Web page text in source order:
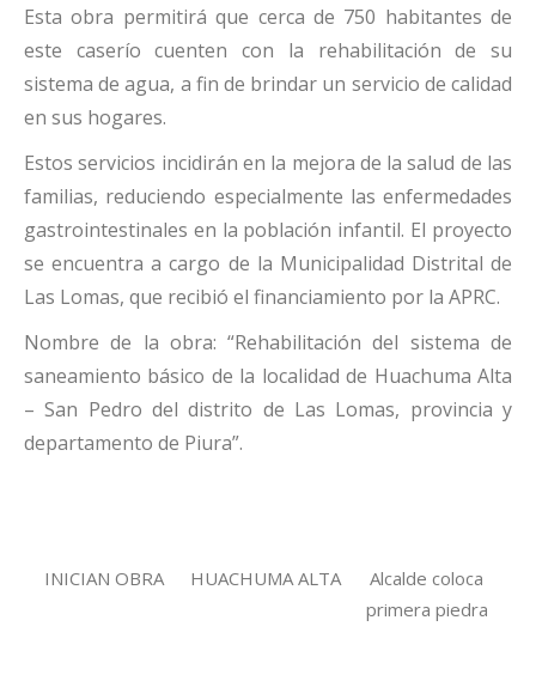
Esta obra permitirá que cerca de 750 habitantes de
este caserío cuenten con la rehabilitación de su
sistema de agua, a fin de brindar un servicio de calidad
en sus hogares.
Estos servicios incidirán en la mejora de la salud de las
familias, reduciendo especialmente las enfermedades
gastrointestinales en la población infantil. El proyecto
se encuentra a cargo de la Municipalidad Distrital de
Las Lomas, que recibió el financiamiento por la APRC.
Nombre de la obra: “Rehabilitación del sistema de
saneamiento básico de la localidad de Huachuma Alta
– San Pedro del distrito de Las Lomas, provincia y
departamento de Piura”.
INICIAN OBRA HUACHUMA ALTA
Alcalde coloca
primera piedra